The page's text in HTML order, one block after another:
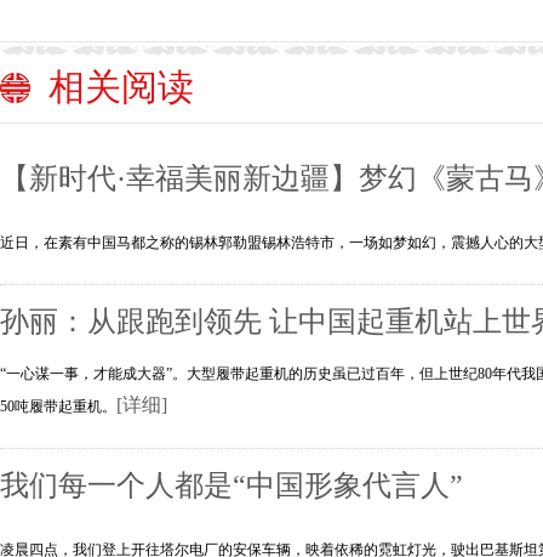
相关阅读
【新时代·幸福美丽新边疆】梦幻《蒙古
近日，在素有中国马都之称的锡林郭勒盟锡林浩特市，一场如梦如幻，震撼人心的
孙丽：从跟跑到领先 让中国起重机站上世
“一心谋一事，才能成大器”。大型履带起重机的历史虽已过百年，但上世纪80年代
50吨履带起重机。
[详细]
我们每一个人都是“中国形象代言人”
凌晨四点，我们登上开往塔尔电厂的安保车辆，映着依稀的霓虹灯光，驶出巴基斯